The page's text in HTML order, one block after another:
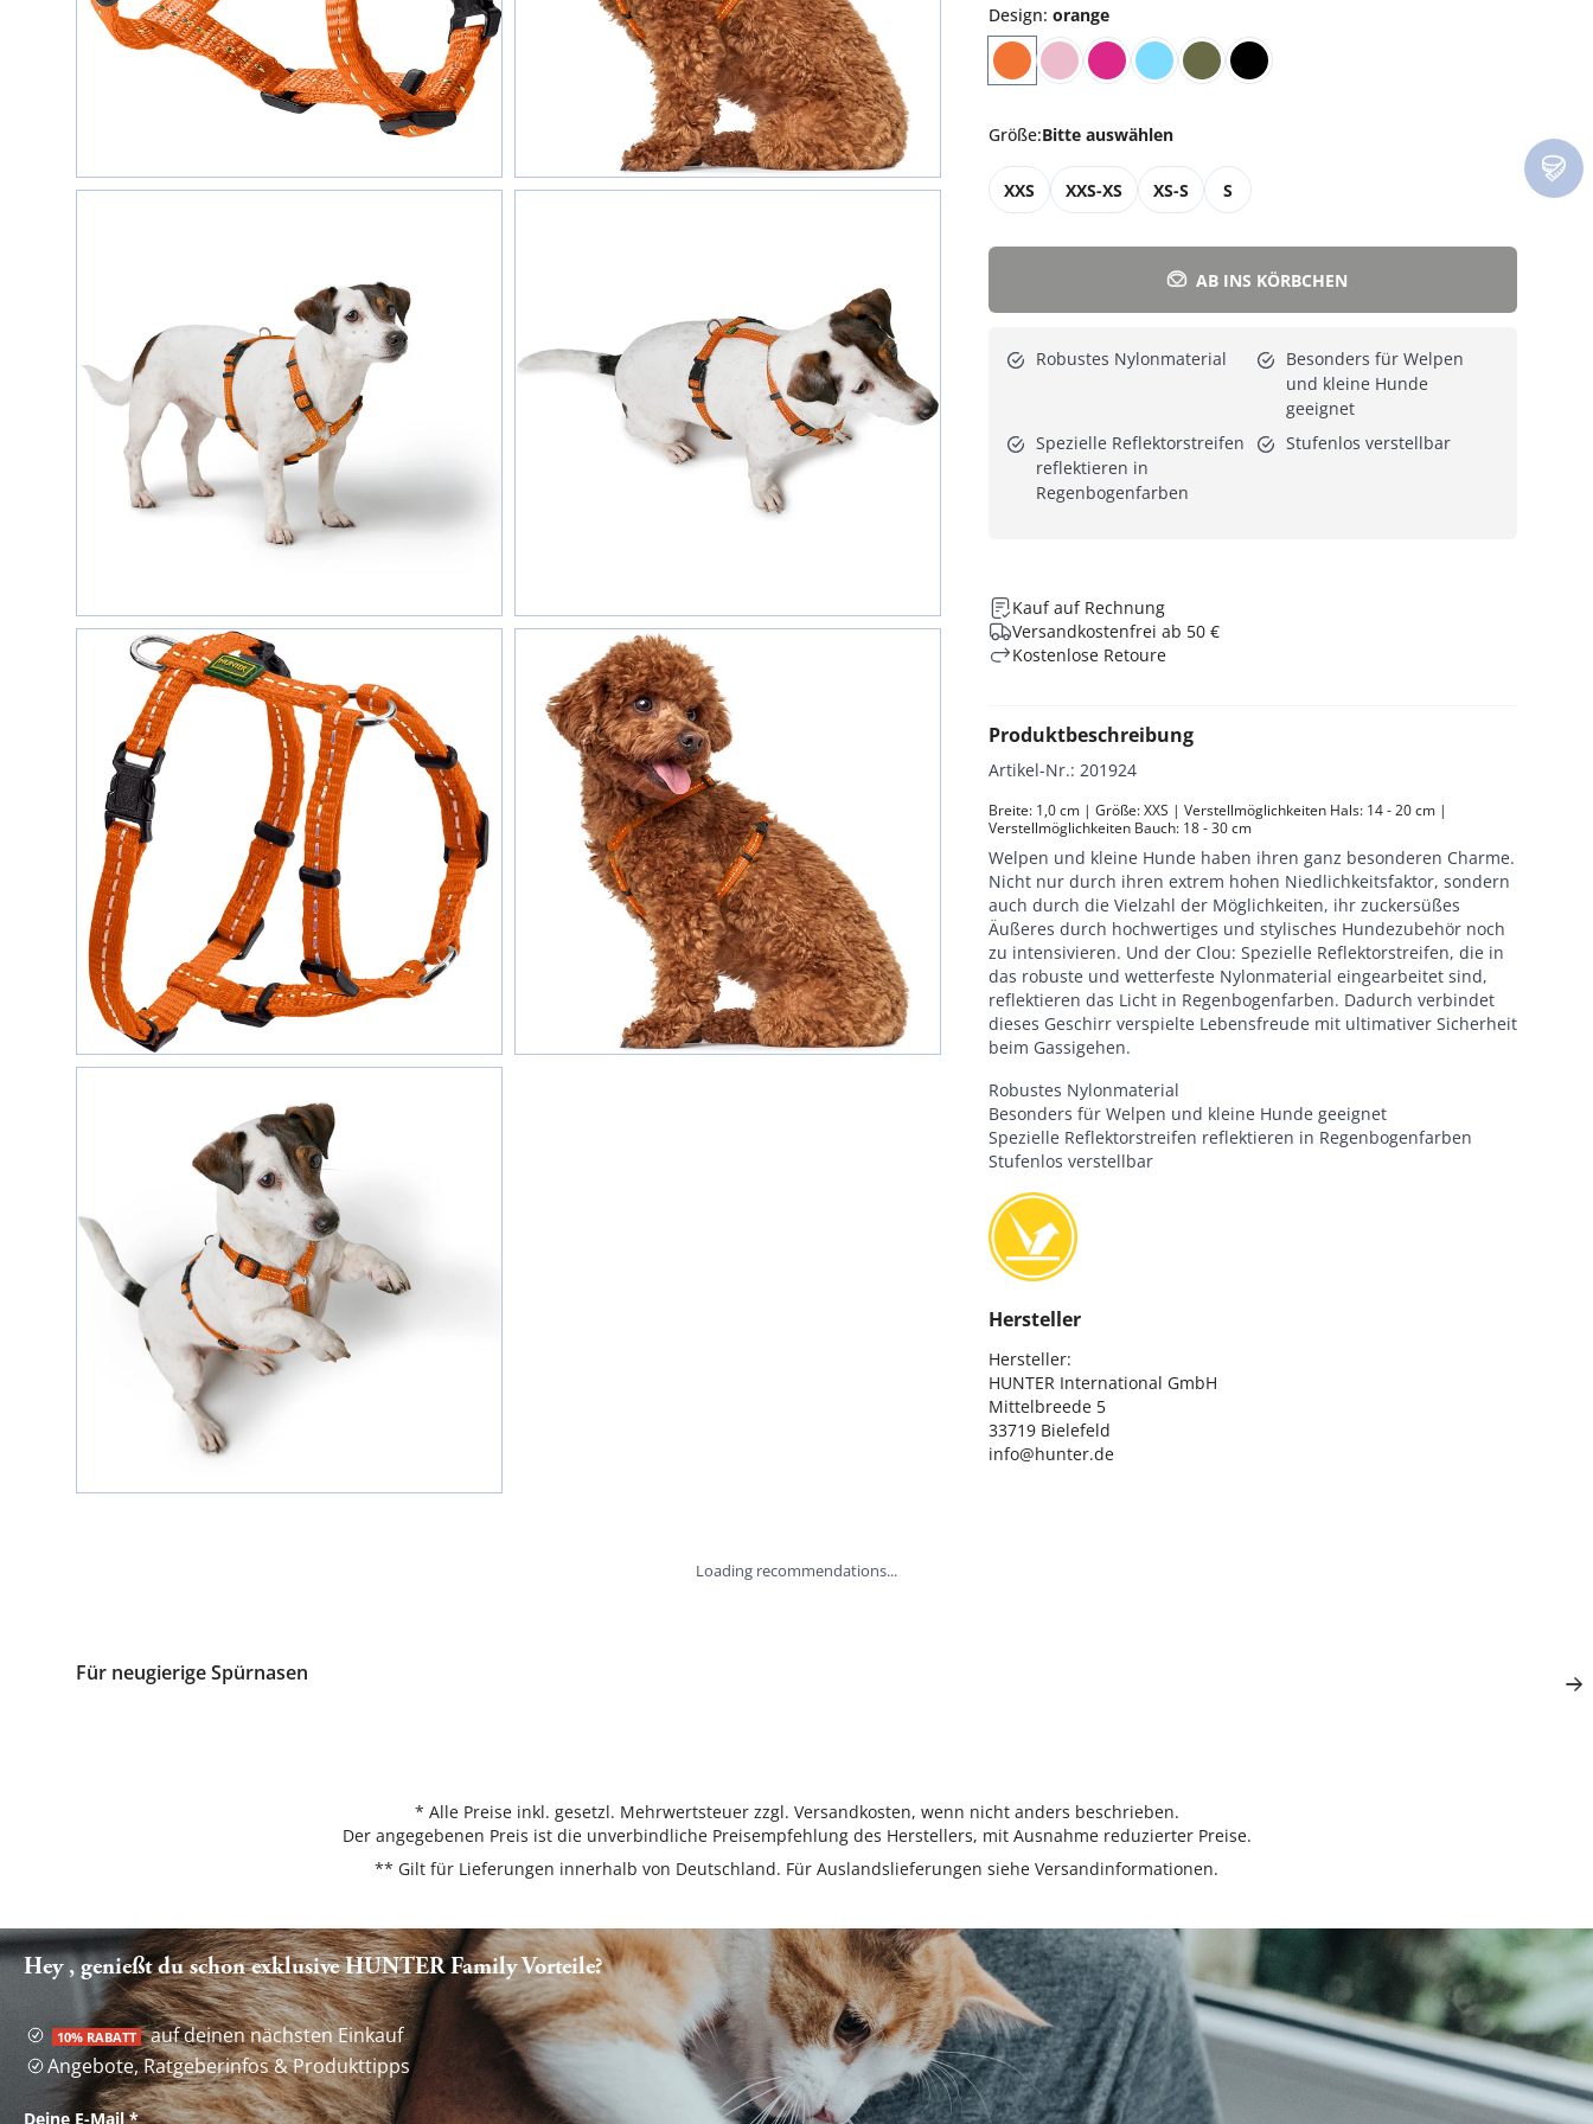
Alle Katzenmöbel
Alle Serien
Design: orange
Größe:Bitte auswählen
XXS XXS-XS XS-S S
AB INS KÖRBCHEN
Robustes Nylonmaterial
Besonders für Welpen
und kleine Hunde
geeignet
Spezielle Reflektorstreifen
reflektieren in
Regenbogenfarben
Stufenlos verstellbar
Kauf auf Rechnung
Versandkostenfrei ab 50 €
Kostenlose Retoure
Produktbeschreibung
Artikel-Nr.: 201924
Breite: 1,0 cm | Größe: XXS | Verstellmöglichkeiten Hals: 14 - 20 cm |
Verstellmöglichkeiten Bauch: 18 - 30 cm
Welpen und kleine Hunde haben ihren ganz besonderen Charme.
Nicht nur durch ihren extrem hohen Niedlichkeitsfaktor, sondern
auch durch die Vielzahl der Möglichkeiten, ihr zuckersüßes
Äußeres durch hochwertiges und stylisches Hundezubehör noch
zu intensivieren. Und der Clou: Spezielle Reflektorstreifen, die in
das robuste und wetterfeste Nylonmaterial eingearbeitet sind,
reflektieren das Licht in Regenbogenfarben. Dadurch verbindet
dieses Geschirr verspielte Lebensfreude mit ultimativer Sicherheit
beim Gassigehen.
Robustes Nylonmaterial
Besonders für Welpen und kleine Hunde geeignet
Spezielle Reflektorstreifen reflektieren in Regenbogenfarben
Stufenlos verstellbar
Hersteller
Hersteller:
HUNTER International GmbH
Mittelbreede 5
33719 Bielefeld
info@hunter.de
Loading recommendations...
Für neugierige Spürnasen
* Alle Preise inkl. gesetzl. Mehrwertsteuer zzgl. Versandkosten, wenn nicht anders beschrieben.
Der angegebenen Preis ist die unverbindliche Preisempfehlung des Herstellers, mit Ausnahme reduzierter Preise.
** Gilt für Lieferungen innerhalb von Deutschland. Für Auslandslieferungen siehe Versandinformationen.
Hey , genießt du schon exklusive HUNTER Family Vorteile?
10% RABATT auf deinen nächsten Einkauf
Angebote, Ratgeberinfos & Produkttipps
Deine E-Mail*